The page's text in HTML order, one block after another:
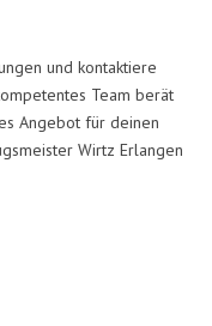
und kontaktiere
Team berät
Angebot für deinen
Wirtz Erlangen